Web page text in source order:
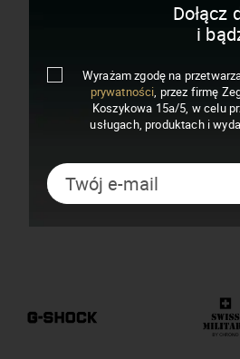
Dołącz
i
Wyrażam zgodę na
prywatności, przez firmę
Koszykowa 15a/5, w celu
usługach, produktach i